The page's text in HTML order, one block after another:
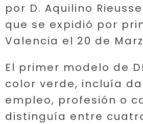
por D. Aquilino
que se expidió por
Valencia el 20 de
El primer modelo de
color verde, incluía
empleo, profesión o
distinguía entre